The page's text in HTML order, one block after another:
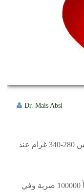
Dr. Mais Absi
هل تعلم أن وزن عضلة القلب تتراوح بين 280-340 غرام عند
يبلغ عدد ضربات القلب في اليوم تقريباً 100000 ضربة وفي